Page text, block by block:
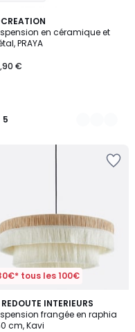
en céramique et
PRAYA
€
5
tous les 100€
INTERIEURS
frangée en raphia
cm, Kavi